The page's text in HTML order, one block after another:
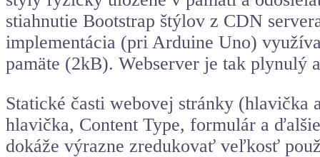
stiahnutie Bootstrap štýlov z CDN
implementácia (pri Arduine Uno)
pamäte (2kB). Webserver je tak plynulý
Statické časti webovej stránky (hlavička
hlavička, Content Type, formulár a
dokáže výrazne zredukovať veľkosť